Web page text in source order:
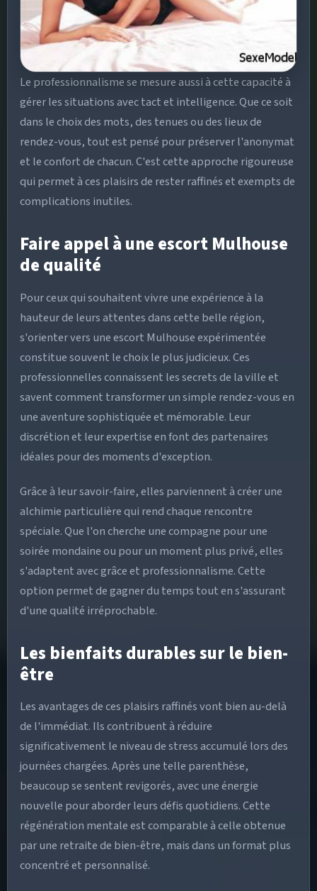
Le professionnalisme se mesure aussi à cette capacité à
gérer les situations avec tact et intelligence. Que ce soit
dans le choix des mots, des tenues ou des lieux de
rendez-vous, tout est pensé pour préserver l'anonymat
et le confort de chacun. C'est cette approche rigoureuse
qui permet à ces plaisirs de rester raffinés et exempts de
complications inutiles.
Faire appel à une escort Mulhouse
de qualité
Pour ceux qui souhaitent vivre une expérience à la
hauteur de leurs attentes dans cette belle région,
s'orienter vers une escort Mulhouse expérimentée
constitue souvent le choix le plus judicieux. Ces
professionnelles connaissent les secrets de la ville et
savent comment transformer un simple rendez-vous en
une aventure sophistiquée et mémorable. Leur
discrétion et leur expertise en font des partenaires
idéales pour des moments d'exception.
Grâce à leur savoir-faire, elles parviennent à créer une
alchimie particulière qui rend chaque rencontre
spéciale. Que l'on cherche une compagne pour une
soirée mondaine ou pour un moment plus privé, elles
s'adaptent avec grâce et professionnalisme. Cette
option permet de gagner du temps tout en s'assurant
d'une qualité irréprochable.
Les bienfaits durables sur le bien-
être
Les avantages de ces plaisirs raffinés vont bien au-delà
de l'immédiat. Ils contribuent à réduire
significativement le niveau de stress accumulé lors des
journées chargées. Après une telle parenthèse,
beaucoup se sentent revigorés, avec une énergie
nouvelle pour aborder leurs défis quotidiens. Cette
régénération mentale est comparable à celle obtenue
par une retraite de bien-être, mais dans un format plus
concentré et personnalisé.